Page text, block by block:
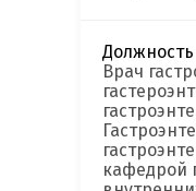
Должность
Врач
кафедрой